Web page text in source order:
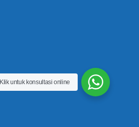
Klik untuk konsultasi online